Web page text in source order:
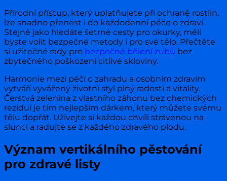
Přírodní přístup, který uplatňujete při ochraně rostlin,
lze snadno přenést i do každodenní péče o zdraví.
Stejně jako hledáte šetrné cesty pro okurky, měli
byste volit bezpečné metody i pro své tělo. Přečtěte
si užitečné rady pro bezpečné bělení zubů bez
zbytečného poškození citlivé skloviny.
Harmonie mezi péčí o zahradu a osobním zdravím
vytváří vyvážený životní styl plný radosti a vitality.
Čerstvá zelenina z vlastního záhonu bez chemických
reziduí je tím nejlepším dárkem, který můžete svému
tělu dopřát. Užívejte si každou chvíli strávenou na
slunci a radujte se z každého zdravého plodu.
Význam vertikálního pěstování
pro zdravé listy